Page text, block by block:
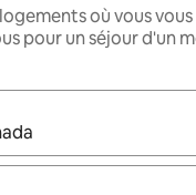
où vous
pour un séjour d'un
s'affichent, utilisez